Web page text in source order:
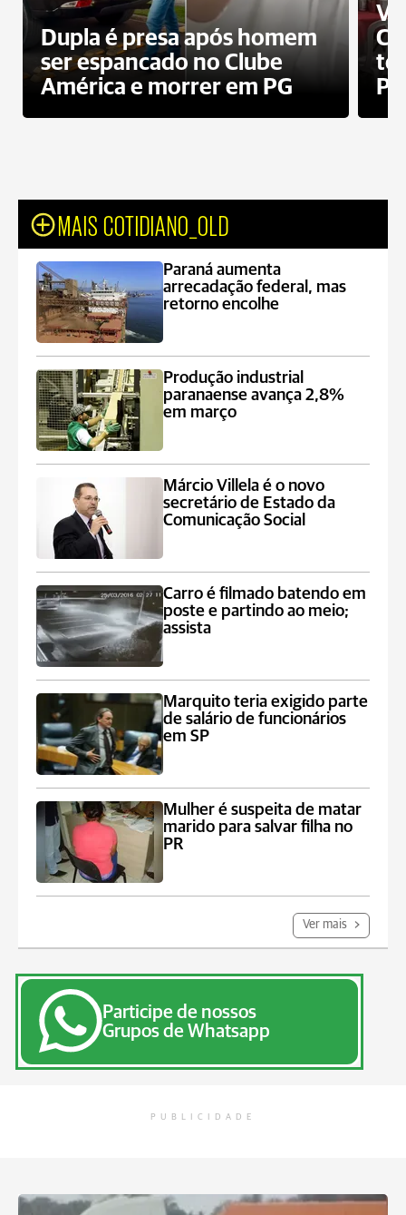
Dupla é presa após homem
ser espancado no Clube
América e morrer em PG
PG
MAIS COTIDIANO_OLD
Paraná aumenta
arrecadação federal, mas
retorno encolhe
Produção industrial
paranaense avança 2,8%
em março
Márcio Villela é o novo
secretário de Estado da
Comunicação Social
Carro é filmado batendo em
poste e partindo ao meio;
assista
Marquito teria exigido parte
de salário de funcionários
em SP
Mulher é suspeita de matar
marido para salvar filha no
PR
Ver mais
Participe de nossos
Grupos de Whatsapp
PUBLICIDADE